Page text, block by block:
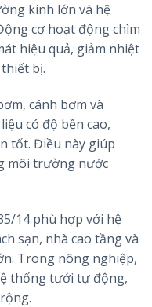
kính lớn và hệ
cơ hoạt động chìm
hiệu quả, giảm nhiệt
bị.
cánh bơm và
có độ bền cao,
tốt. Điều này giúp
môi trường nước
14 phù hợp với hệ
sạn, nhà cao tầng và
Trong nông nghiệp,
thống tưới tự động,